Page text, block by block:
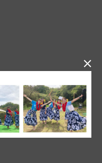
